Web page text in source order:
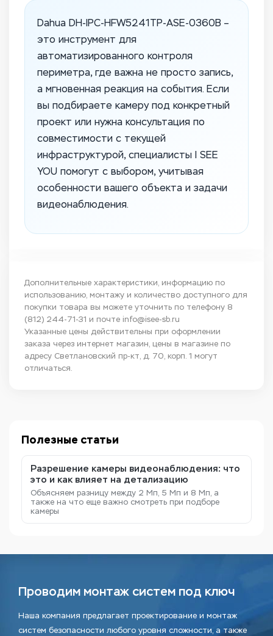
Dahua DH-IPC-HFW5241TP-ASE-0360B –
это инструмент для
автоматизированного контроля
периметра, где важна не просто запись,
а мгновенная реакция на события. Если
вы подбираете камеру под конкретный
проект или нужна консультация по
совместимости с текущей
инфраструктурой, специалисты I SEE
YOU помогут с выбором, учитывая
особенности вашего объекта и задачи
видеонаблюдения.
Дополнительные характеристики, информацию по
использованию, монтажу и количество доступного для
покупки товара вы можете уточнить по телефону 8
(812) 244-71-31 и почте info@isee-sb.ru
Указанные цены действительны при оформлении
заказа через интернет магазин, цены в магазине по
адресу Светлановский пр-кт, д. 70, корп. 1 могут
отличаться.
Полезные статьи
Разрешение камеры видеонаблюдения: что
это и как влияет на детализацию
Объясняем разницу между 2 Мп, 5 Мп и 8 Мп, а
также на что еще важно смотреть при подборе
камеры
Проводим монтаж систем под ключ
Наша компания предлагает проектирование и монтаж
систем безопасности любого уровня сложности, а также